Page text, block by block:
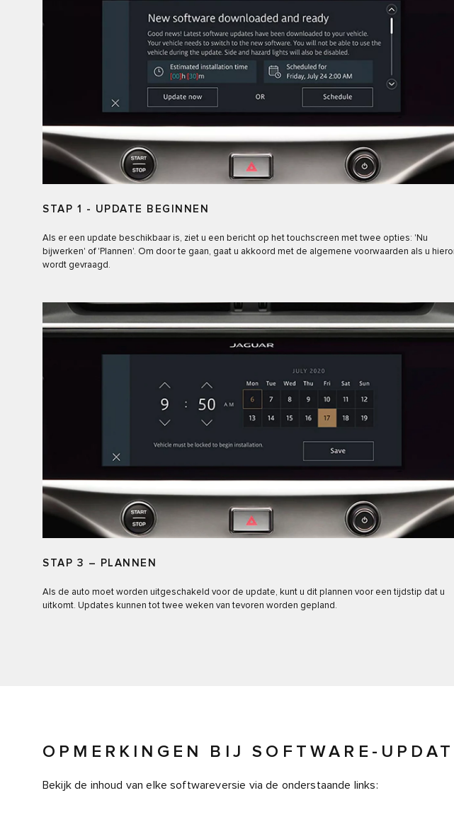
STAP 1 - UPDATE BEGINNEN
Als er een update beschikbaar is, ziet u een bericht op het touchscreen met twee opties: 'Nu
bijwerken' of 'Plannen'. Om door te gaan, gaat u akkoord met de algemene voorwaarden als u
wordt gevraagd.
STAP 3 – PLANNEN
Als de auto moet worden uitgeschakeld voor de update, kunt u dit plannen voor een tijdstip dat u
uitkomt. Updates kunnen tot twee weken van tevoren worden gepland.
OPMERKINGEN BIJ SOFTWARE-
Bekijk de inhoud van elke softwareversie via de onderstaande links: